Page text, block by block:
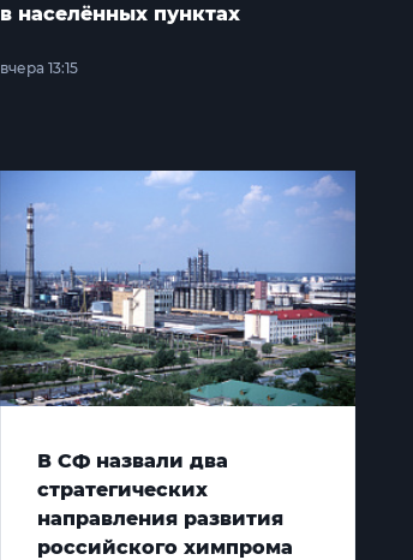
в населённых пунктах
вчера 13:15
В СФ назвали два
стратегических
направления развития
российского химпрома